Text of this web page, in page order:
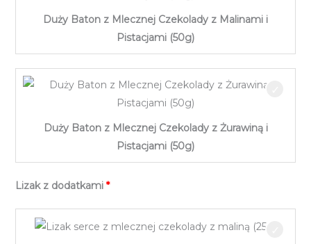
Duży Baton z Mlecznej Czekolady z Malinami i
Pistacjami (50g)
Duży Baton z Mlecznej Czekolady z Żurawiną i
Pistacjami (50g)
Lizak z dodatkami